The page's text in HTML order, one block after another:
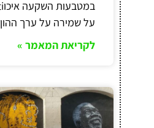
על שמירה על ערך ההון
לקריאת המאמר »